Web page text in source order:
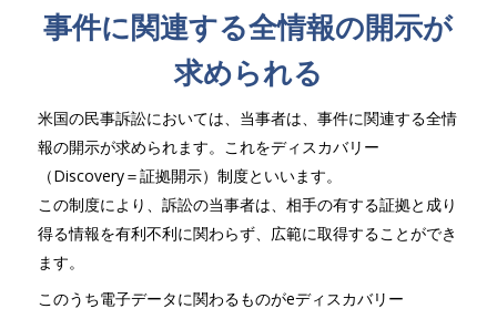
事件に関連する全情報の開示が
求められる
米国の民事訴訟においては、当事者は、事件に関連する全情
報の開示が求められます。これをディスカバリー
（Discovery＝証拠開示）制度といいます。
この制度により、訴訟の当事者は、相手の有する証拠と成り
得る情報を有利不利に関わらず、広範に取得することができ
ます。
このうち電子データに関わるものがeディスカバリー